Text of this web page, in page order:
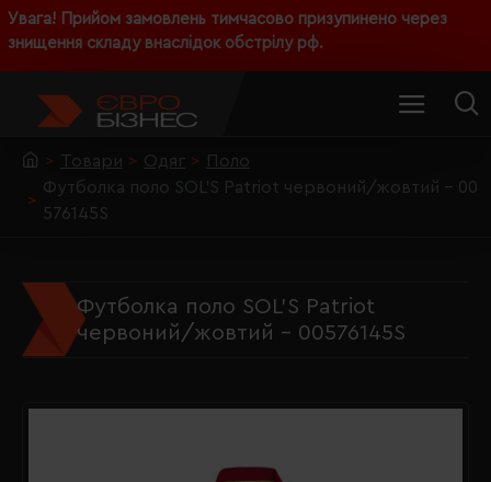
Увага! Прийом замовлень тимчасово призупинено через
знищення складу внаслідок обстрілу рф.
Товари Одяг
Поло
Футболка поло SOL'S Patriot червоний/жовтий - 00
576145S
Футболка поло SOL'S Patriot
червоний/жовтий - 00576145S